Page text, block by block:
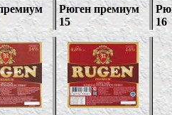
Рюген премиум
15
16